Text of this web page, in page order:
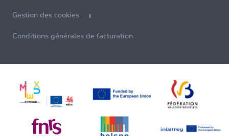
Gestion des cookies
Conditions générales de facturation